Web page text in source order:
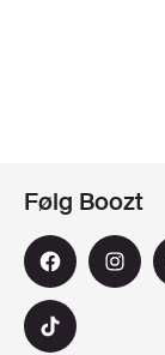
Følg Boozt